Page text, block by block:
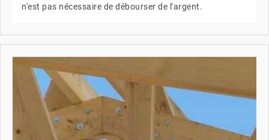
n'est pas nécessaire de débourser de l'argent.